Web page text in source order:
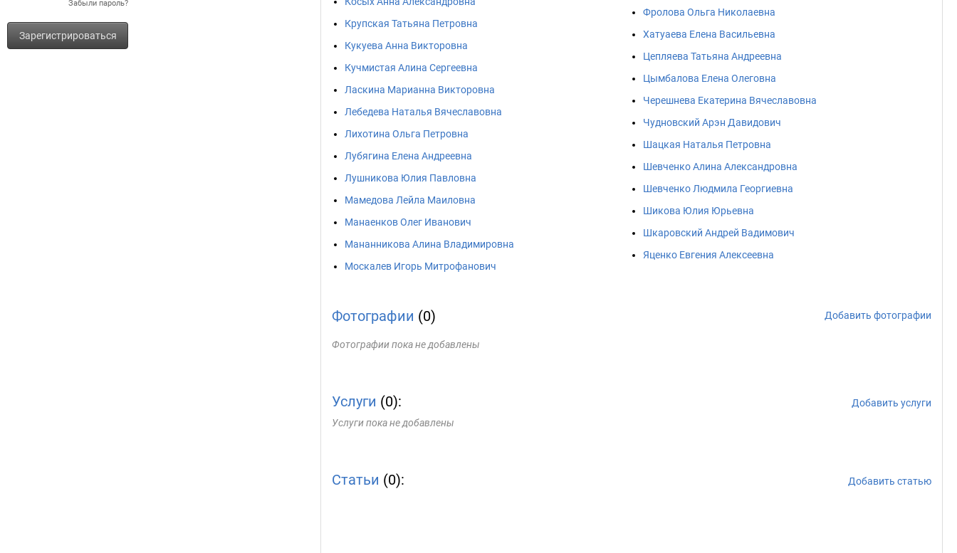
Забыли пароль?
Зарегистрироваться
Крупская Татьяна Петровна
Кукуева Анна Викторовна
Кучмистая Алина Сергеевна
Ласкина Марианна Викторовна
Лебедева Наталья Вячеславовна
Лихотина Ольга Петровна
Лубягина Елена Андреевна
Лушникова Юлия Павловна
Мамедова Лейла Маиловна
Манаенков Олег Иванович
Мананникова Алина Владимировна
Москалев Игорь Митрофанович
Фролова Ольга Николаевна
Хатуаева Елена Васильевна
Цепляева Татьяна Андреевна
Цымбалова Елена Олеговна
Черешнева Екатерина Вячеславовна
Чудновский Арэн Давидович
Шацкая Наталья Петровна
Шевченко Алина Александровна
Шевченко Людмила Георгиевна
Шикова Юлия Юрьевна
Шкаровский Андрей Вадимович
Яценко Евгения Алексеевна
Фотографии (0) Добавить фотографии
Фотографии пока не добавлены
Услуги (0):
Добавить услуги
Услуги пока не добавлены
Статьи (0): Добавить статью